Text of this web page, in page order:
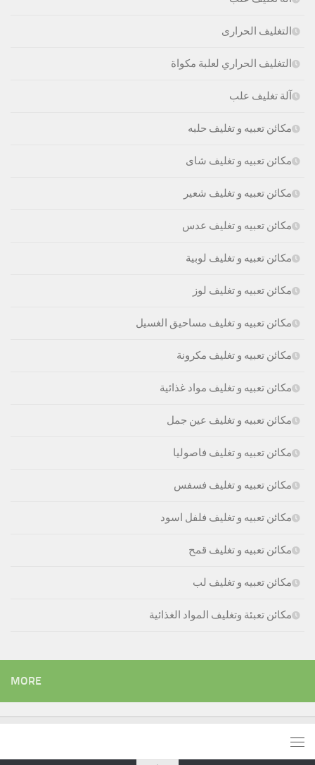
التغليف الحرارى
التغليف الحراري لعلبة مكواة
آلة تغليف علب
مكائن تعبيه و تغليف حلبه
مكائن تعبيه و تغليف شاى
مكائن تعبيه و تغليف شعير
مكائن تعبيه و تغليف عدس
مكائن تعبيه و تغليف لوبية
مكائن تعبيه و تغليف لوز
مكائن تعبيه و تغليف مساحيق الغسيل
مكائن تعبيه و تغليف مكرونة
مكائن تعبيه و تغليف مواد غذائية
مكائن تعبيه و تغليف عين جمل
مكائن تعبيه و تغليف فاصوليا
مكائن تعبيه و تغليف فسفس
مكائن تعبيه و تغليف فلفل اسود
مكائن تعبيه و تغليف قمح
مكائن تعبيه و تغليف لب
مكائن تعبئة وتغليف المواد الغذائية
MORE